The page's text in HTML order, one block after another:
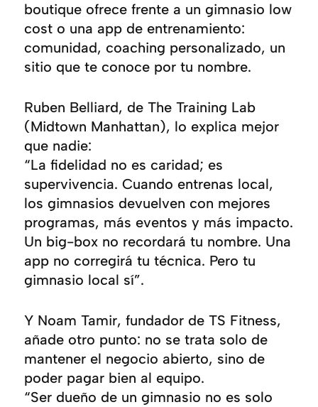
boutique ofrece frente a un gimnasio low
cost o una app de entrenamiento:
comunidad, coaching personalizado, un
sitio que te conoce por tu nombre.
Ruben Belliard, de The Training Lab
(Midtown Manhattan), lo explica mejor
que nadie:
“La fidelidad no es caridad; es
supervivencia. Cuando entrenas local,
los gimnasios devuelven con mejores
programas, más eventos y más impacto.
Un big-box no recordará tu nombre. Una
app no corregirá tu técnica. Pero tu
gimnasio local sí”.
Y Noam Tamir, fundador de TS Fitness,
añade otro punto: no se trata solo de
mantener el negocio abierto, sino de
poder pagar bien al equipo.
“Ser dueño de un gimnasio no es solo